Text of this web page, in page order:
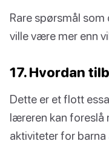
Rare spørsmål
ville være mer enn
17. Hvordan
Dette er et flott
læreren kan foreslå
aktiviteter for barna